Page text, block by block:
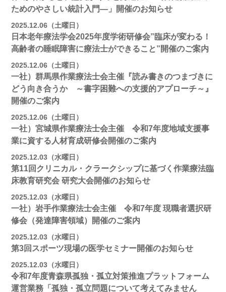
ためのやさしい統計入門―」開催のお知らせ
2025.12.06（土曜日）
日本老年療法学会2025年度学術研修会”臨床が変わる！
高齢者の睡眠障害に療法士ができること”開催のご案内
2025.12.06（土曜日）
一社）群馬県作業療法士会主催『読み書きのつまづきに
どう向き合うか ～書字困難への支援的アプローチ～』
開催のご案内
2025.12.06（土曜日）
一社）宮城県作業療法士会主催 令和7年度地域支援事
業に資する人材育成研修会開催のご案内
2025.12.03（水曜日）
第11回クリニカル・クラークシップに基づく作業療法臨
床教育研究会 研究大会開催のお知らせ
2025.12.03（水曜日）
一社）岩手作業療法士会主催 令和7年度 現職者選択研
修会（発達障害領域）開催のご案内
2025.12.03（水曜日）
第3回スポーツ現場の医学セミナー開催のお知らせ
2025.12.03（水曜日）
令和7年度青森県孤独・孤立対策推進プラットフォーム
運営業務「孤独・孤立問題について考えてみません